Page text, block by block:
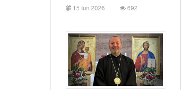
15 Iun 2026 692